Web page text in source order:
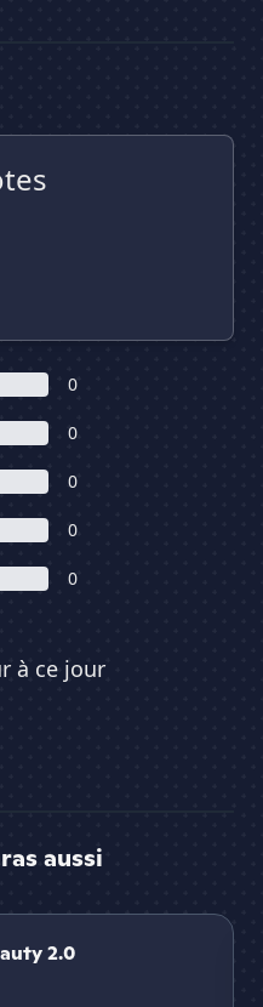
0
0
0
0
0
à ce jour
aussi
2.0